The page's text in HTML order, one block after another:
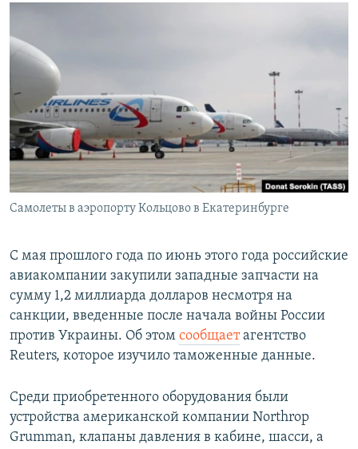
СИБИРЬ.РЕАЛИИ
РАСПИСАНИЕ ВЕЩАНИЯ
ПОДПИШИТЕСЬ НА РАССЫЛКУ
СОЦИАЛЬНЫЕ СЕТИ
Все сайты РСЕ/РС
Самолеты в аэропорту Кольцово в Екатеринбурге
С мая прошлого года по июнь этого года российские
авиакомпании закупили западные запчасти на
сумму 1,2 миллиарда долларов несмотря на
санкции, введенные после начала войны России
против Украины. Об этом сообщаетагентство
Reuters, которое изучило таможенные данные.
Среди приобретенного оборудования были
устройства американской компании Northrop
Grumman, клапаны давления в кабине, шасси, а